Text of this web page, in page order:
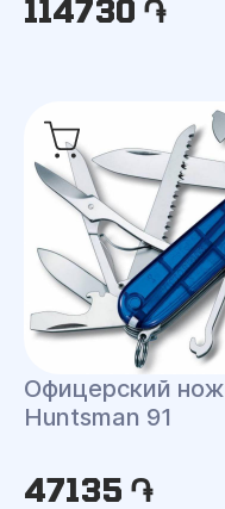
114730 ֏
Офицерский нож
Huntsman 91
47135 ֏